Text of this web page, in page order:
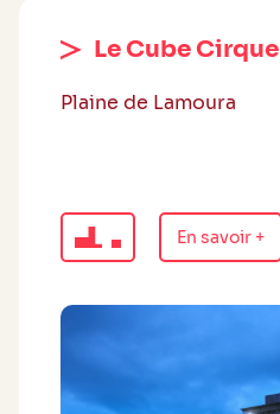
Le Cube Cirque
Plaine de Lamoura
En savoir +